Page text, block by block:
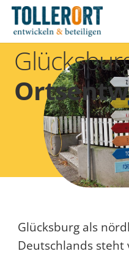
Glücksburg als
Deutschlands steht